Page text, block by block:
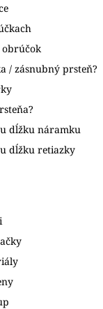
obrúčok
/ zásnubný prsteň?
dĺžku náramku
dĺžku retiazky